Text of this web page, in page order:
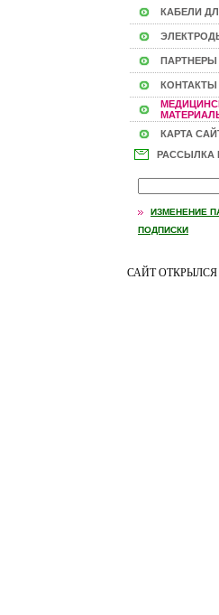
КАБЕЛИ
ПАРТНЕРЫ
КОНТАКТЫ
КАРТА
РАССЫЛКА
ИЗМЕНЕНИЕ
ПОДПИСКИ
САЙТ ОТКРЫЛСЯ